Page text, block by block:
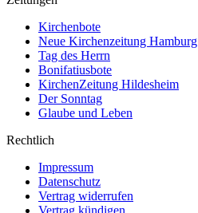
Kirchenbote
Neue Kirchenzeitung Hamburg
Tag des Herrn
Bonifatiusbote
KirchenZeitung Hildesheim
Der Sonntag
Glaube und Leben
Rechtlich
Impressum
Datenschutz
Vertrag widerrufen
Vertrag kündigen